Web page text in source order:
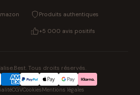
Produits authentiques
+5 000 avis positifs
Tous droits réservés.
CGVCookiesMentions légales